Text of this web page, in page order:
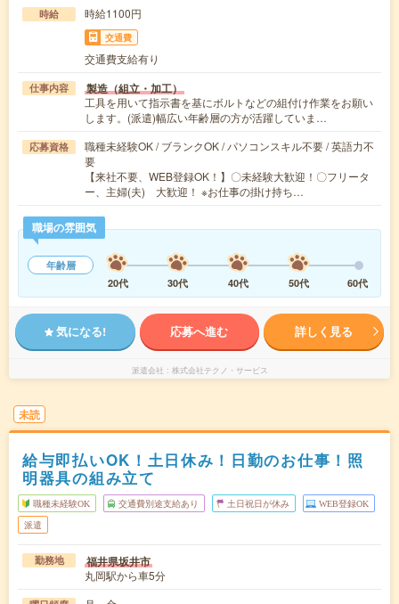
時給 時給1100円
交通費
交通費支給有り
仕事内容 製造（組立・加工）
工具を用いて指示書を基にボルトなどの組付け作業をお願い
します。(派遣)幅広い年齢層の方が活躍していま…
応募資格
職種未経験OK / ブランクOK / パソコンスキル不要 / 英語力不
要
【来社不要、WEB登録OK！】〇未経験大歓迎！〇フリータ
ー、主婦(夫) 大歓迎！ ※お仕事の掛け持ち…
職場の雰囲気
年齢層
20代
30代 40代 50代 60代
気になる! 応募へ進む 詳しく見る
派遣会社 株式会社テクノ・サービス
未読
給与即払いOK！土日休み！日勤のお仕事！照
明器具の組み立て
職種未経験OK 交通費別途支給あり 土日祝日が休み WEB登録OK
派遣
勤務地 福井県坂井市
丸岡駅から車5分